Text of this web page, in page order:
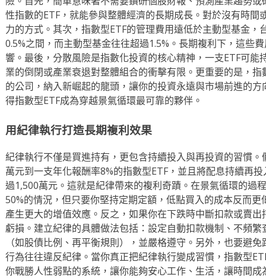
性指數的ETF，就能參與整體經濟的長期成長。對於沒有時間
力的方式。其次，指數型ETF的管理費用遠低於主動型基金，
0.5%之間，而主動型基金往往超過1.5%。長期複利下，這些
響。最後，分散風險是指數化投資的核心精神，一支ETF可能
業的倒閉或產業衰退對整體組合的衝擊有限。更重要的是，
的公司，納入新崛起的龍頭，讓你的投資永遠與市場前進的
得指數型ETF成為穿越景氣循環最可靠的夥伴。
用紀律執行打造長期複利效果
紀律執行不僅是買進持有，更包含持續投入與再投資的習慣
萬元到一支年化報酬率8%的指數型ETF，並且將配息持續再
過1,500萬元。這就是紀律帶來的複利奇蹟。在景氣循環的過
50%的情況，但只要你堅持定期定額，低點買入的成本反而
產生更大的增值效應。反之，如果你在下跌時中斷扣款或賣
虧損。建立紀律的具體做法包括：設定自動扣款機制、不頻
（如股債比例、再平衡規則），並嚴格遵守。另外，也要避
行為往往違反紀律。當你真正把紀律執行變成習慣，指數型
你戰勝人性弱點的系統，讓你能夠安心工作、生活，讓時間成